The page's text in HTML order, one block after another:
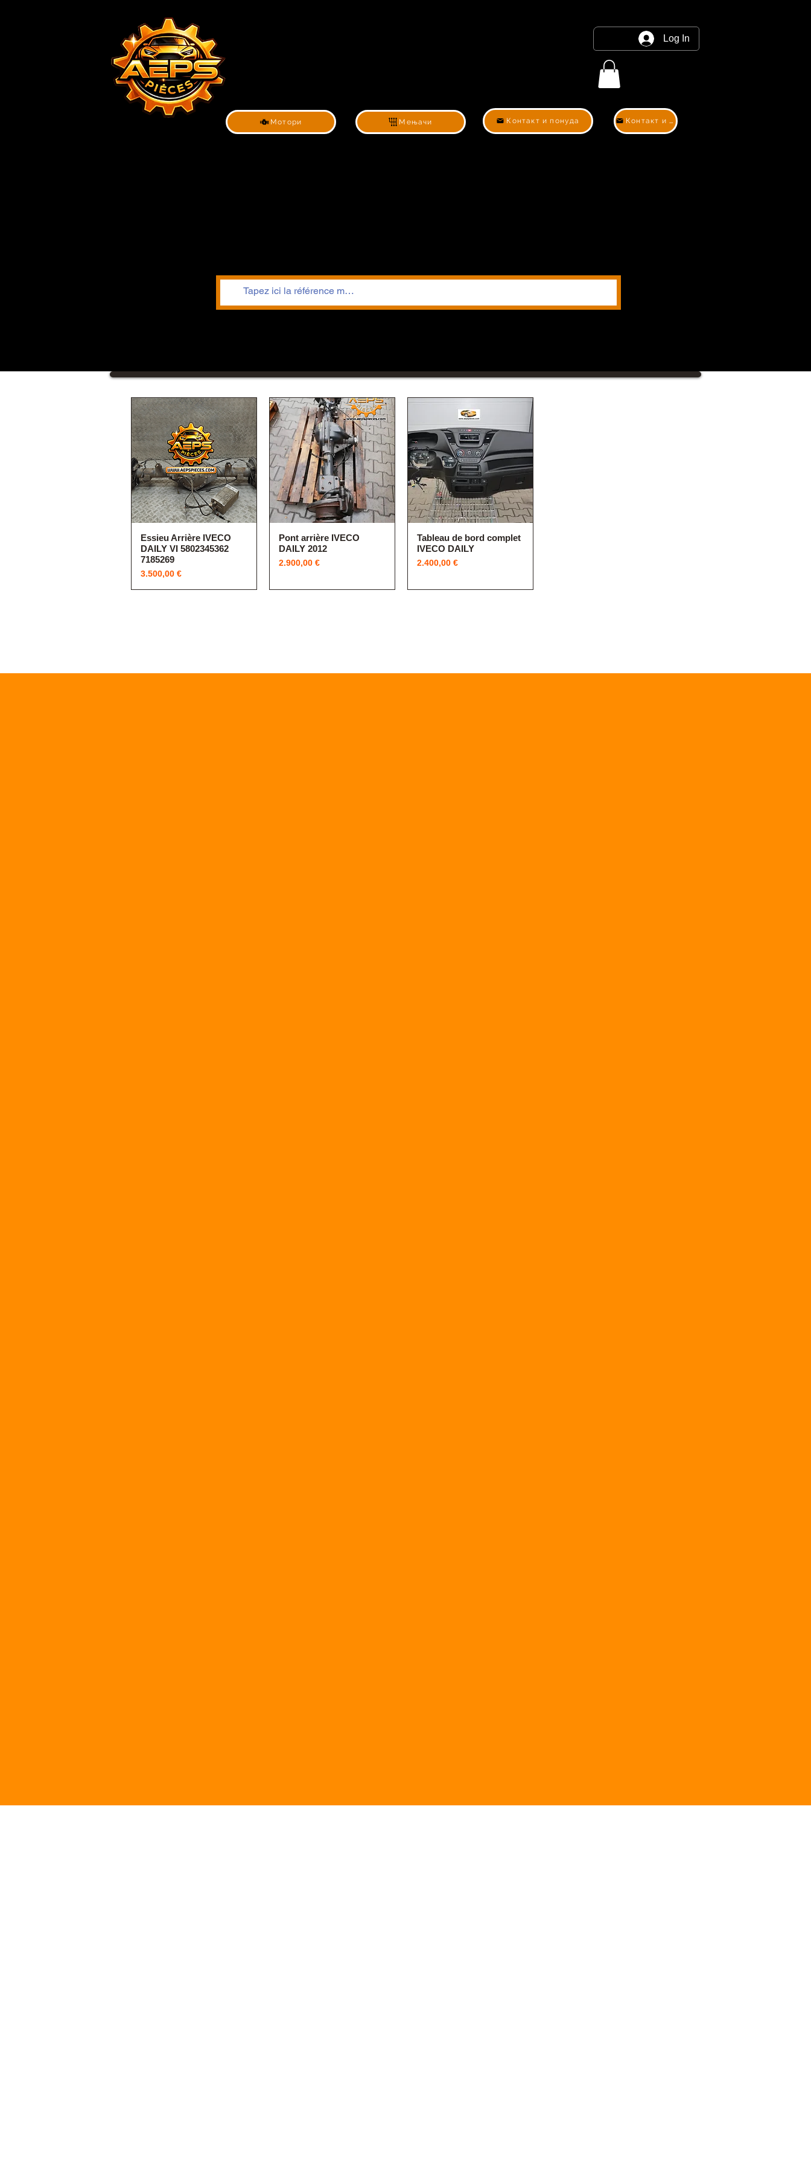
Мотори Мењачи
Log In
Контакт и понуда Контакт и понуда
Quick View
Essieu Arrière IVECO
DAILY VI 5802345362
7185269
Price
3.500,00 €
Quick View
Pont arrière IVECO
DAILY 2012
Price
2.900,00 €
Quick View
Tableau de bord complet
IVECO DAILY
Price
2.400,00 €